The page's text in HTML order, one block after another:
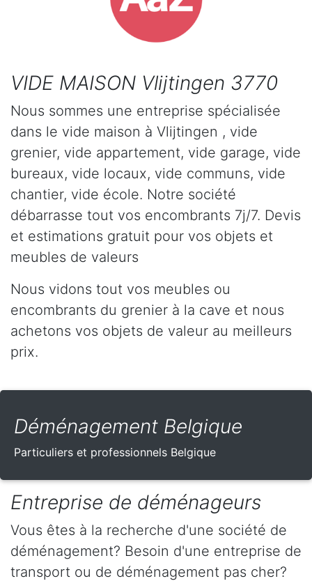
VIDE MAISON Vlijtingen 3770
Nous sommes une entreprise spécialisée
dans le vide maison à Vlijtingen , vide
grenier, vide appartement, vide garage, vide
bureaux, vide locaux, vide communs, vide
chantier, vide école. Notre société
débarrasse tout vos encombrants 7j/7. Devis
et estimations gratuit pour vos objets et
meubles de valeurs
Nous vidons tout vos meubles ou
encombrants du grenier à la cave et nous
achetons vos objets de valeur au meilleurs
prix.
Déménagement Belgique
Particuliers et professionnels Belgique
Entreprise de déménageurs
Vous êtes à la recherche d'une société de
déménagement? Besoin d'une entreprise de
transport ou de déménagement pas cher?